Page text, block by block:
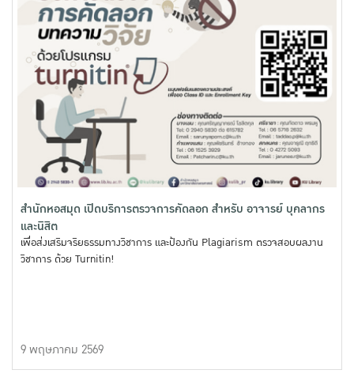
สำนักหอสมุด เปิดบริการตรวจการคัดลอก สำหรับ อาจารย์ บุคลากร
และนิสิต
เพื่อส่งเสริมจริยธรรมทางวิชาการ และป้องกัน Plagiarism ตรวจสอบผลงาน
วิชาการ ด้วย Turnitin!
9 พฤษภาคม 2569